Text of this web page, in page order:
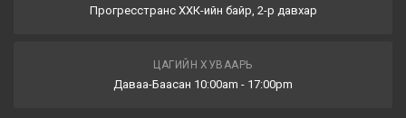
Прогресстранс ХХК-ийн байр, 2-р давхар
ЦАГИЙН ХУВААРЬ
Даваа-Баасан 10:00am - 17:00pm